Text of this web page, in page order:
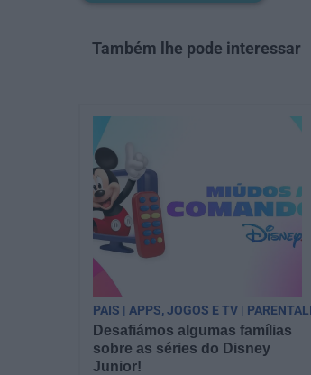
Também lhe pode interessar
Desafiámos algumas famílias
sobre as séries do Disney
Junior!
PAIS | APPS, JOGOS E TV |